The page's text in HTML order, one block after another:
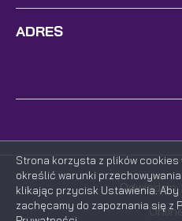
ADRES
Strona korzysta z plików cookies
określić warunki
klikając przycisk Ustawienia.
zachęcamy do zapoznania się z